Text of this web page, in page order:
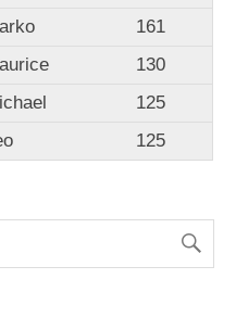
161
130
125
125